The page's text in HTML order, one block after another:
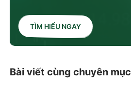
TÌM HIỂU NGAY
Bài viết cùng chuyên mục